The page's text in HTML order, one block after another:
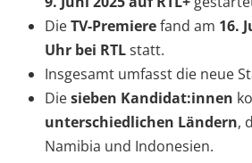
DieTV-Premierefand am 16.
Uhr bei RTLstatt.
Insgesamt umfasst die neue
Diesieben Kandidat:innen
unterschiedlichen Ländern,
Namibia und Indonesien.